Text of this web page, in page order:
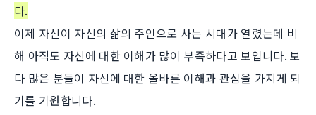
다.
이제 자신이 자신의 삶의 주인으로 사는 시대가 열렸는데 비
해 아직도 자신에 대한 이해가 많이 부족하다고 보입니다. 보
다 많은 분들이 자신에 대한 올바른 이해과 관심을 가지게 되
기를 기원합니다.